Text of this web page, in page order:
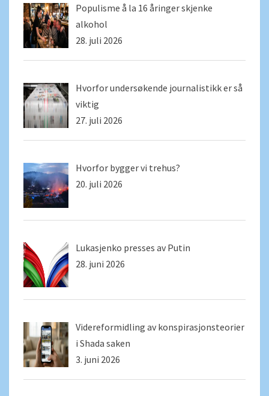
Populisme å la 16 åringer skjenke
alkohol
28. juli 2026
Hvorfor undersøkende journalistikk er så
viktig
27. juli 2026
Hvorfor bygger vi trehus?
20. juli 2026
Lukasjenko presses av Putin
28. juni 2026
Videreformidling av konspirasjonsteorier
i Shada saken
3. juni 2026